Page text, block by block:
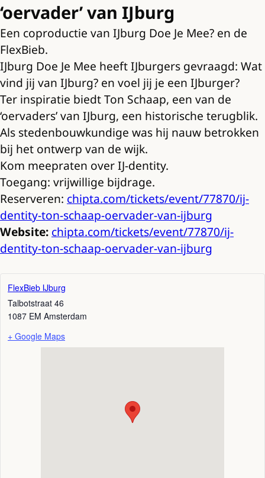
‘oervader’ van IJburg
Een coproductie van IJburg Doe Je Mee? en de
FlexBieb.
IJburg Doe Je Mee heeft IJburgers gevraagd: Wat
vind jij van IJburg? en voel jij je een IJburger?
Ter inspiratie biedt Ton Schaap, een van de
‘oervaders’ van IJburg, een historische terugblik.
Als stedenbouwkundige was hij nauw betrokken
bij het ontwerp van de wijk.
Kom meepraten over IJ-dentity.
Toegang: vrijwillige bijdrage.
Reserveren: chipta.com/tickets/event/77870/ij-
dentity-ton-schaap-oervader-van-ijburg
Website: chipta.com/tickets/event/77870/ij-
dentity-ton-schaap-oervader-van-ijburg
FlexBieb IJburg
Talbotstraat 46
1087 EM Amsterdam
+ Google Maps